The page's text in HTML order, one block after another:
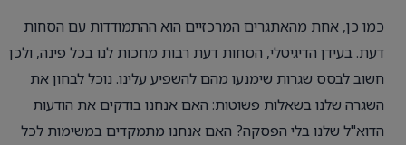
כמו כן, אחת מהאתגרים המרכזיים הוא ההתמודדות עם הסחות
דעת. בעידן הדיגיטלי, הסחות דעת רבות מחכות לנו בכל פינה, ולכן
חשוב לבסס שגרות שימנעו מהם להשפיע עלינו. נוכל לבחון את
השגרה שלנו בשאלות פשוטות: האם אנחנו בודקים את הודעות
הדוא"ל שלנו בלי הפסקה? האם אנחנו מתמקדים במשימות לכל